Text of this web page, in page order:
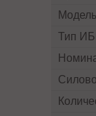
Модель
Тип